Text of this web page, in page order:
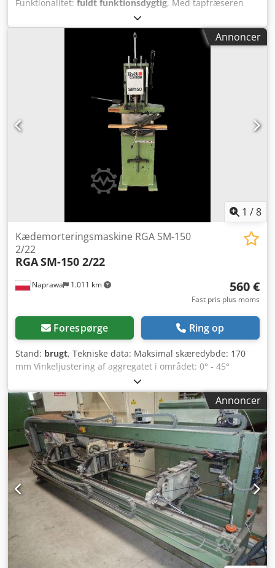
Funktionalitet: fuldt funktionsdygtig, Med tapfræseren
fremstilles modstykket til tapperne. Crodpjy Tmrtofx Agmef
Annoncer
1 /8
Naprawa 1.011 km
Kædemorteringsmaskine RGA SM-150
2/22
RGASM-150 2/22
560 €
Fast pris plus moms
Forespørge Ring op
Stand: brugt, Tekniske data: Maksimal skæredybde: 170
mm Vinkeljustering af aggregatet i området: 0° - 45°
Tværgående bevægelse af aggregatet: 200 mm Smøring af
føringsskinnen Excentrisk spændeanordning Manuel
bevægelse Strømforsyning: 400 V Hovedmotorens effekt:
1,8 kW Motorens omdrejningstal: 2800 omdr./min
Crsdpszik Izofx Agmjf Samlede dimensioner: Længde: 700
mm Bredde: 850 mm Højde: 1750 mm
Annoncer